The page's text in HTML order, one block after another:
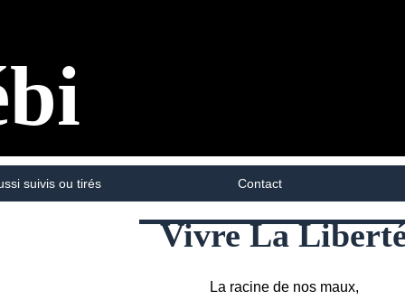
suivis ou tirés Contact
Vivre La
La racine de nos maux,